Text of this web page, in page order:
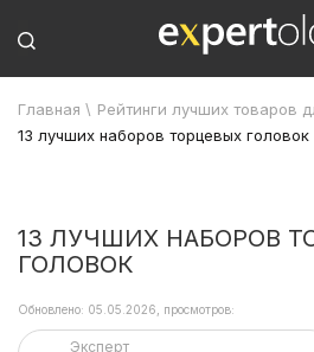
Главная \ Рейтинги лучших товаров
13 лучших наборов торцевых головок
13 ЛУЧШИХ НАБОРОВ
ГОЛОВОК
Эксперт
Обновлено: 05.05.2026, просмотров: